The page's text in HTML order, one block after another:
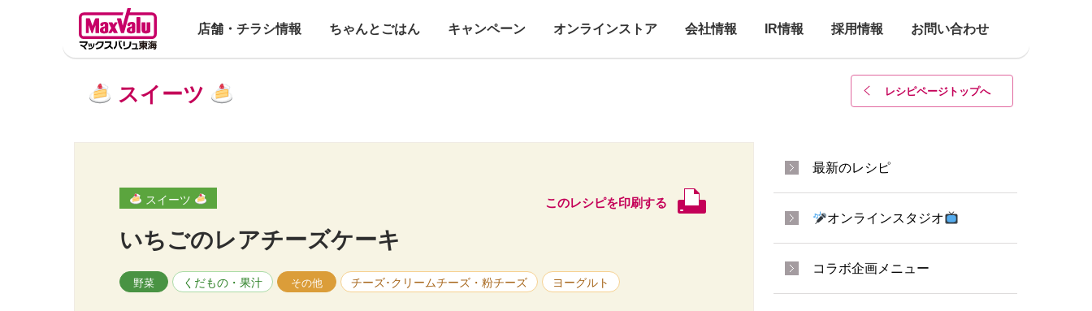
店舗・チラシ情報 ちゃんとごはん キャンペーン オンラインストア 会社情報 IR情報 採用情報 お問い合わせ
レシピページトップへ
スイーツ
スイーツ このレシピを印刷する
いちごのレアチーズケーキ
野菜 くだもの・果汁 その他 チーズ･クリームチーズ・粉チーズ ヨーグルト
最新のレシピ
オンラインスタジオ
コラボ企画メニュー